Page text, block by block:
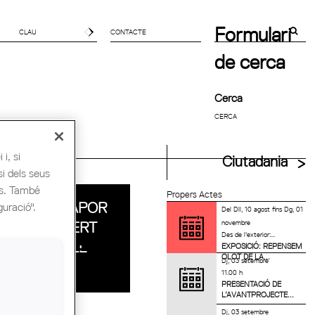
CONTACTE
Formulari
de cerca
Cerca
UIA Ciutadania
Propers Actes
DelDll, 10 agostfinsDg, 01
novembre
Des de l'exterior:...
EXPOSICIÓ: REPENSEM
OLOT DE LA...
Dj, 03 setembre
11.00 h
PRESENTACIÓ DE
L’AVANTPROJECTE...
Dj, 03 setembre
AL VAPOR
JERONI GIBERT
DE SABADELL
i, si
dels seus
També